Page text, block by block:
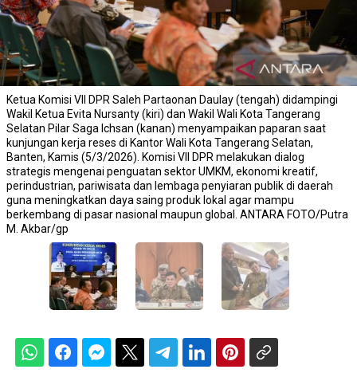
Ketua Komisi VII DPR Saleh Partaonan Daulay (tengah) didampingi
Wakil Ketua Evita Nursanty (kiri) dan Wakil Wali Kota Tangerang
Selatan Pilar Saga Ichsan (kanan) menyampaikan paparan saat
kunjungan kerja reses di Kantor Wali Kota Tangerang Selatan,
Banten, Kamis (5/3/2026). Komisi VII DPR melakukan dialog
strategis mengenai penguatan sektor UMKM, ekonomi kreatif,
perindustrian, pariwisata dan lembaga penyiaran publik di daerah
guna meningkatkan daya saing produk lokal agar mampu
berkembang di pasar nasional maupun global. ANTARA FOTO/Putra
M. Akbar/gp